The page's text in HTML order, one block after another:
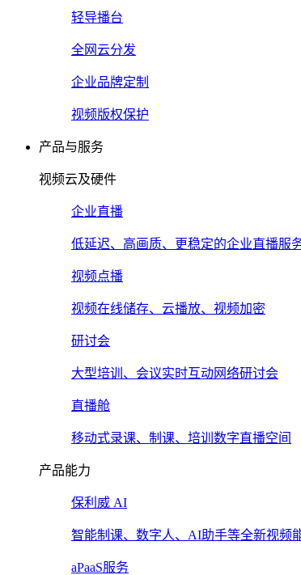
轻导播台
全网云分发
企业品牌定制
视频版权保护
产品与服务
视频云及硬件
企业直播
低延迟、高画质、更稳定的企业直播服
视频点播
视频在线储存、云播放、视频加密
研讨会
大型培训、会议实时互动网络研讨会
直播舱
移动式录课、制课、培训数字直播空间
产品能力
保利威 AI
智能制课、数字人、AI助手等全新视频
aPaaS服务